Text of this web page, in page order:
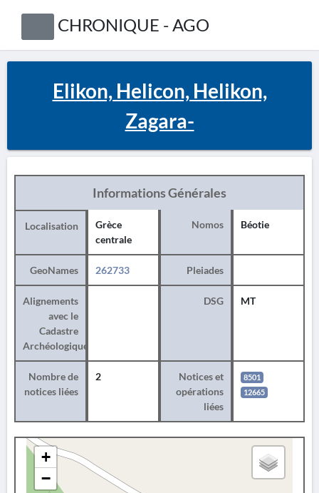
CHRONIQUE - AGO
Elikon, Helicon, Helikon,
Zagara-
Informations Générales
Localisation
Grèce
centrale
Nomos Béotie
GeoNames 262733 Pleiades
Alignements
avec le
Cadastre
Archéologique
DSG MT
Nombre de
notices liées
2
Notices et
opérations
liées
8501
12665
+
−